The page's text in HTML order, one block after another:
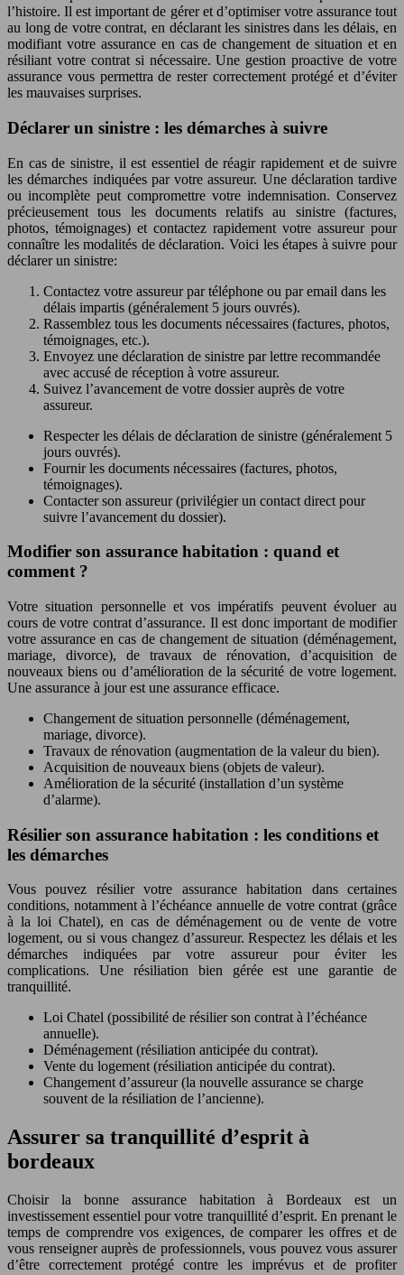
l’histoire. Il est important de gérer et d’optimiser votre assurance tout
au long de votre contrat, en déclarant les sinistres dans les délais, en
modifiant votre assurance en cas de changement de situation et en
résiliant votre contrat si nécessaire. Une gestion proactive de votre
assurance vous permettra de rester correctement protégé et d’éviter
les mauvaises surprises.
Déclarer un sinistre : les démarches à suivre
En cas de sinistre, il est essentiel de réagir rapidement et de suivre
les démarches indiquées par votre assureur. Une déclaration tardive
ou incomplète peut compromettre votre indemnisation. Conservez
précieusement tous les documents relatifs au sinistre (factures,
photos, témoignages) et contactez rapidement votre assureur pour
connaître les modalités de déclaration. Voici les étapes à suivre pour
déclarer un sinistre:
Contactez votre assureur par téléphone ou par email dans les
délais impartis (généralement 5 jours ouvrés).
Rassemblez tous les documents nécessaires (factures, photos,
témoignages, etc.).
Envoyez une déclaration de sinistre par lettre recommandée
avec accusé de réception à votre assureur.
Suivez l’avancement de votre dossier auprès de votre
assureur.
Respecter les délais de déclaration de sinistre (généralement 5
jours ouvrés).
Fournir les documents nécessaires (factures, photos,
témoignages).
Contacter son assureur (privilégier un contact direct pour
suivre l’avancement du dossier).
Modifier son assurance habitation : quand et
comment ?
Votre situation personnelle et vos impératifs peuvent évoluer au
cours de votre contrat d’assurance. Il est donc important de modifier
votre assurance en cas de changement de situation (déménagement,
mariage, divorce), de travaux de rénovation, d’acquisition de
nouveaux biens ou d’amélioration de la sécurité de votre logement.
Une assurance à jour est une assurance efficace.
Changement de situation personnelle (déménagement,
mariage, divorce).
Travaux de rénovation (augmentation de la valeur du bien).
Acquisition de nouveaux biens (objets de valeur).
Amélioration de la sécurité (installation d’un système
d’alarme).
Résilier son assurance habitation : les conditions et
les démarches
Vous pouvez résilier votre assurance habitation dans certaines
conditions, notamment à l’échéance annuelle de votre contrat (grâce
à la loi Chatel), en cas de déménagement ou de vente de votre
logement, ou si vous changez d’assureur. Respectez les délais et les
démarches indiquées par votre assureur pour éviter les
complications. Une résiliation bien gérée est une garantie de
tranquillité.
Loi Chatel (possibilité de résilier son contrat à l’échéance
annuelle).
Déménagement (résiliation anticipée du contrat).
Vente du logement (résiliation anticipée du contrat).
Changement d’assureur (la nouvelle assurance se charge
souvent de la résiliation de l’ancienne).
Assurer sa tranquillité d’esprit à
bordeaux
Choisir la bonne assurance habitation à Bordeaux est un
investissement essentiel pour votre tranquillité d’esprit. En prenant le
temps de comprendre vos exigences, de comparer les offres et de
vous renseigner auprès de professionnels, vous pouvez vous assurer
d’être correctement protégé contre les imprévus et de profiter